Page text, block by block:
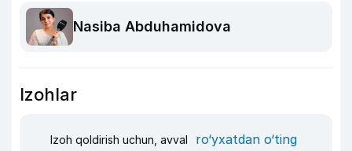
Nasiba Abduhamidova
Izohlar
Izoh qoldirish uchun, avval ro‘yxatdan o‘ting